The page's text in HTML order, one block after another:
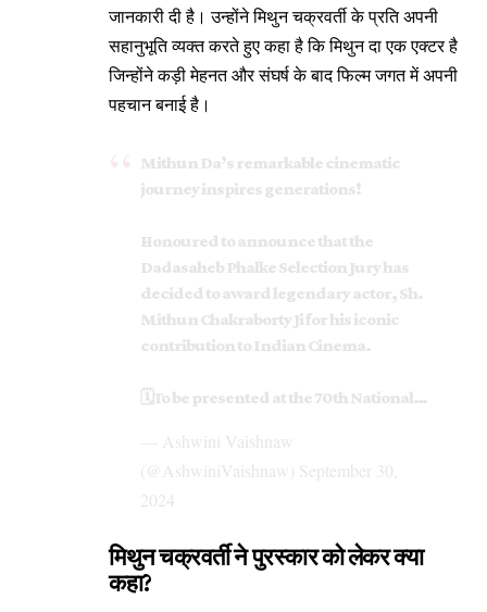
जानकारी दी है। उन्होंने मिथुन चक्रवर्ती के प्रति अपनी
सहानुभूति व्यक्त करते हुए कहा है कि मिथुन दा एक एक्टर है
जिन्होंने कड़ी मेहनत और संघर्ष के बाद फिल्म जगत में अपनी
पहचान बनाई है।
Mithun Da’s remarkable cinematic
journey inspires generations!
Honoured to announce that the
Dadasaheb Phalke Selection Jury has
decided to award legendary actor, Sh.
Mithun Chakraborty Ji for his iconic
contribution to Indian Cinema.
🗓️To be presented at the 70th National…
— Ashwini Vaishnaw
(@AshwiniVaishnaw) September 30,
2024
मिथुन चक्रवर्ती ने पुरस्कार को लेकर क्या
कहा?